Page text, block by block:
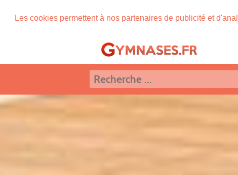
Les cookies permettent à nos partenaires de publicité et